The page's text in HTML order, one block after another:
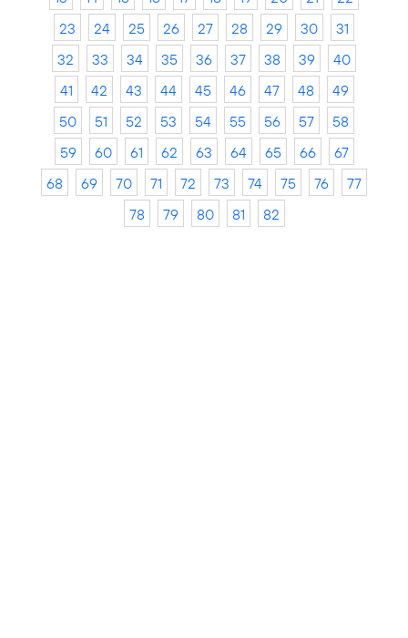
23
24 25 26 27 28 29 30
31
32
33 34 35 36 37 38 39
40
41
42 43 44 45 46 47 48
49
50
51 52 53 54 55 56 57
58
59
60 61 62 63 64 65 66
67
68
69 70 71 72 73 74 75 76
77
78
79 80 81 82